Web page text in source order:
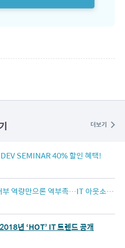
더보기
SEMINAR 40% 할인 혜택!
부 역량만으론 역부족…IT 아웃소싱
년 ‘HOT’ IT 트렌드 공개